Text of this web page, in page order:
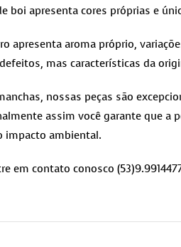
boi apresenta cores próprias e
apresenta aroma próprio,
mas características da
nossas peças são
assim você garante que a
impacto ambiental.
em contato conosco